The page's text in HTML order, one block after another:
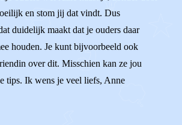
en stom jij dat vindt. Dus
duidelijk maakt dat je ouders daar
houden. Je kunt bijvoorbeeld ook
over dit. Misschien kan ze jou
tips. Ik wens je veel liefs, Anne